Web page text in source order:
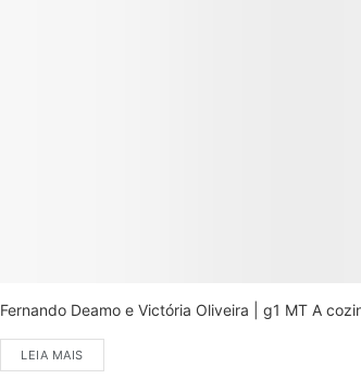
Fernando Deamo e Victória Oliveira | g1 MT A
LEIA MAIS